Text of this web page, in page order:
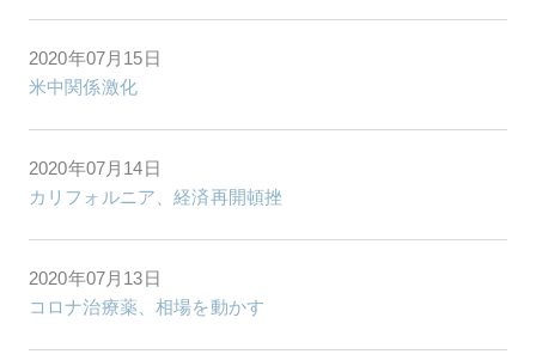
2020年07月15日
米中関係激化
2020年07月14日
カリフォルニア、経済再開頓挫
2020年07月13日
コロナ治療薬、相場を動かす